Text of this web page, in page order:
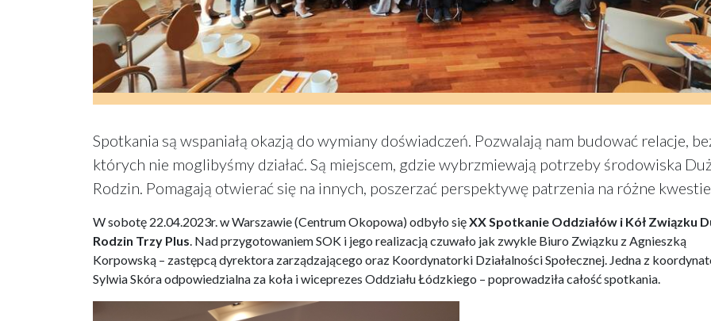
Spotkania są wspaniałą okazją do wymiany doświadczeń. Pozwalają nam budować relacje,
których nie moglibyśmy działać. Są miejscem, gdzie wybrzmiewają potrzeby środowiska
Rodzin. Pomagają otwierać się na innych, poszerzać perspektywę patrzenia na różne
W sobotę 22.04.2023r. w Warszawie (Centrum Okopowa) odbyło sięXX Spotkanie Oddziałów i Kół Związku
Rodzin Trzy Plus. Nad przygotowaniem SOK i jego realizacją czuwało jak zwykle Biuro Związku z Agnieszką
Korpowską – zastępcą dyrektora zarządzającego oraz Koordynatorki Działalności Społecznej. Jedna z
Sylwia Skóra odpowiedzialna za koła i wiceprezes Oddziału Łódzkiego – poprowadziła całość spotkania.